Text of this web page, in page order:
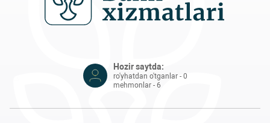
Hozir saytda:
ro'yhatdan o'tganlar - 0
mehmonlar - 6